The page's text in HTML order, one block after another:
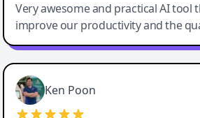
Very awesome and practical AI tool
improve our productivity and the
Ken Poon